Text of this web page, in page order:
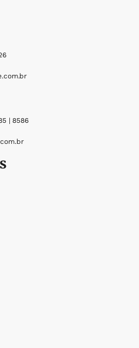
| 8586